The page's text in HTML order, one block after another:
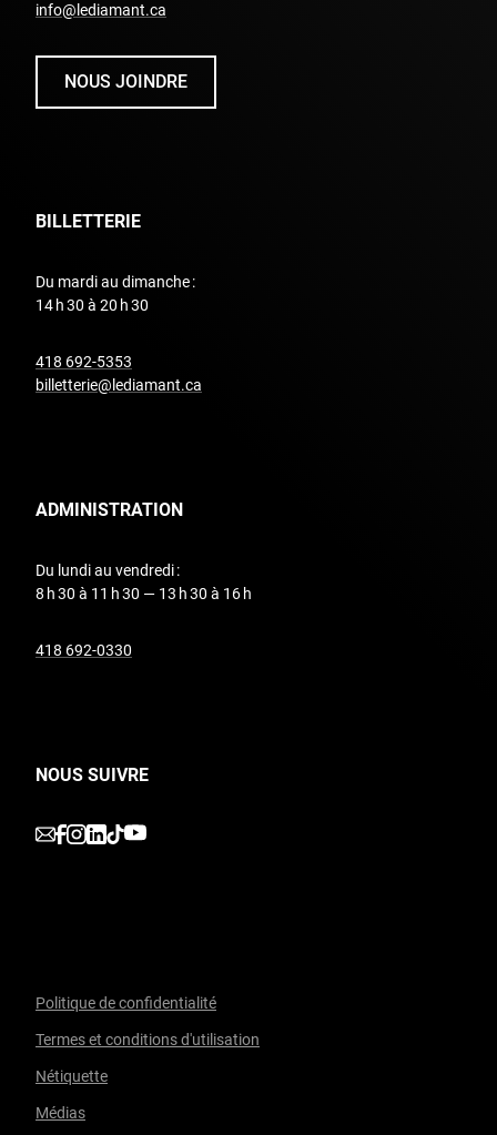
Facebook
undefined
linkedin
undefined
twitter
undefined
Courriel
info@lediamant.ca
NOUS JOINDRE
BILLETTERIE
Du mardi au dimanche :
14 h 30 à 20 h 30
418 692-5353
billetterie@lediamant.ca
ADMINISTRATION
Du lundi au vendredi :
8 h 30 à 11 h 30 — 13 h 30 à 16 h
418 692-0330
NOUS SUIVRE
undefined
undefined
undefined
undefined
undefined
Politique de confidentialité
Termes et conditions d'utilisation
Nétiquette
Médias